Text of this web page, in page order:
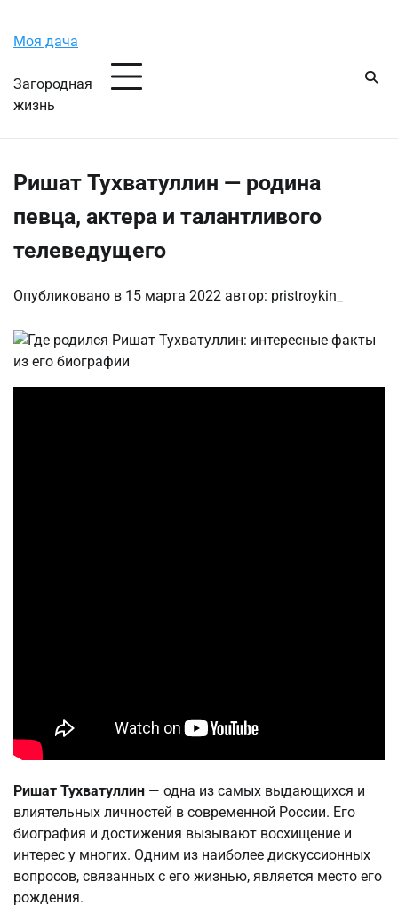
содержимому
Моя дача
Загородная
жизнь
Ришат Тухватуллин — родина
певца, актера и талантливого
телеведущего
Опубликовано в 15 марта 2022 автор: pristroykin_
Ришат Тухватуллин — одна из самых выдающихся и
влиятельных личностей в современной России. Его
биография и достижения вызывают восхищение и
интерес у многих. Одним из наиболее дискуссионных
вопросов, связанных с его жизнью, является место его
рождения.